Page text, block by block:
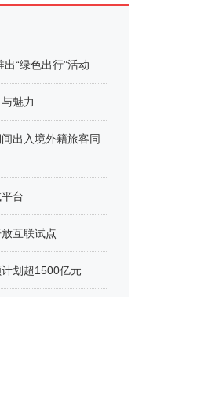
“绿色出行”活动
魅力
出入境外籍旅客同
台
互联试点
划超1500亿元